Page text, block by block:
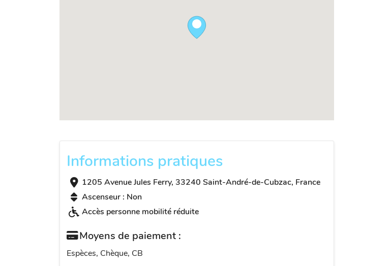
Informations pratiques
1205 Avenue Jules Ferry, 33240 Saint-André-de-Cubzac, France
Ascenseur : Non
Accès personne mobilité réduite
Moyens de paiement :
Espèces, Chèque, CB